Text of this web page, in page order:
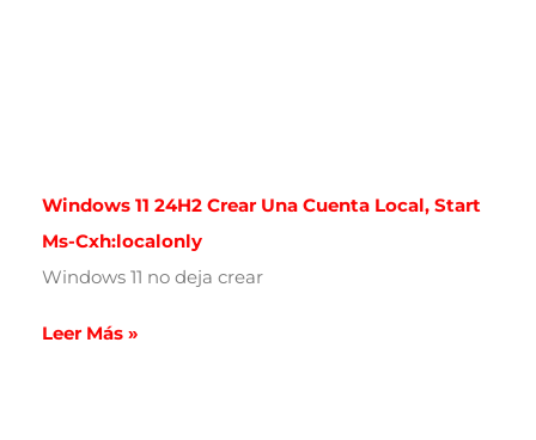
Windows 11 24H2 Crear Una Cuenta Local, Start
Ms-Cxh:localonly
Windows 11 no deja crear
Leer Más »